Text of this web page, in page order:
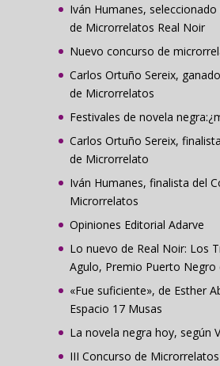
Iván Humanes,
de Microrrelatos Real Noir
Nuevo concurso de
Carlos Ortuño Sereix,
de Microrrelatos
Festivales de novela
Carlos Ortuño Sereix,
de Microrrelato
Iván Humanes, finalista del
Microrrelatos
Opiniones Editorial Adarve
Lo nuevo de Real Noir: Los
Agulo, Premio Puerto Negro
«Fue suficiente», de Esther
Espacio 17 Musas
La novela negra hoy, según
III Concurso de